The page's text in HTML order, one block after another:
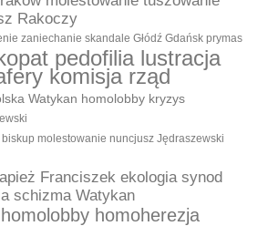
Rakoczy
zaniechanie skandale Głódź Gdańsk prymas
pedofilia lustracja
komisja rząd
Watykan homolobby kryzys
biskup molestowanie nuncjusz Jędraszewski
Franciszek ekologia synod
schizma Watykan
homoherezja